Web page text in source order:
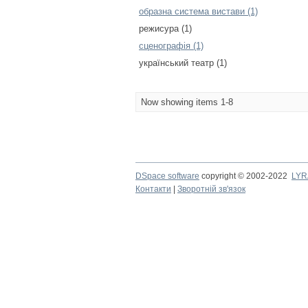
образна система вистави (1)
режисура (1)
сценографія (1)
український театр (1)
Now showing items 1-8
DSpace software copyright © 2002-2022
Контакти
Зворотній зв'язок